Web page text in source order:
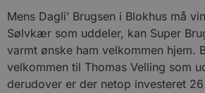
Mens Dagli’ Brugsen i Blokhus må
Sølvkær som uddeler, kan Super
varmt ønske ham velkommen hjem.
velkommen til Thomas Velling som
derudover er der netop investeret